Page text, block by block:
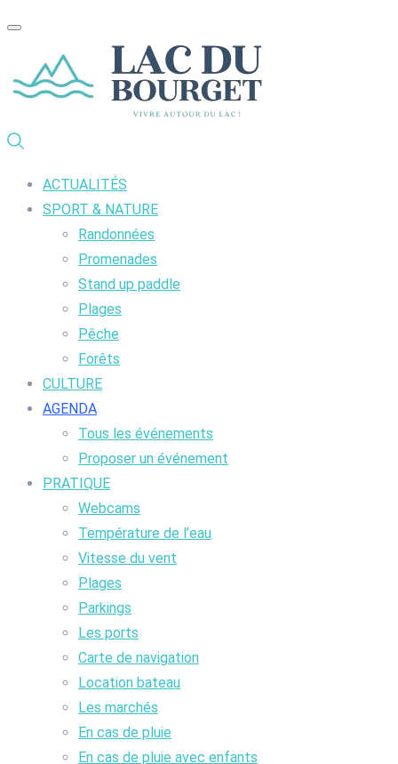
ACTUALITÉS
SPORT & NATURE
Randonnées
Promenades
Stand up paddle
Plages
Pêche
Forêts
CULTURE
AGENDA
Tous les événements
Proposer un événement
PRATIQUE
Webcams
Température de l’eau
Vitesse du vent
Plages
Parkings
Les ports
Carte de navigation
Location bateau
Les marchés
En cas de pluie
En cas de pluie avec enfants